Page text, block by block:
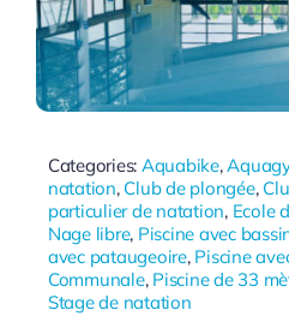
Categories: Aquabike,
natation, Club de plongée,
particulier de natation, Ecole
Nage libre, Piscine avec
avec pataugeoire, Piscine
Communale, Piscine de 33
Stage de natation